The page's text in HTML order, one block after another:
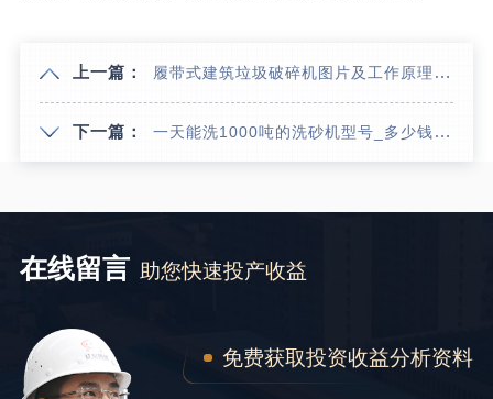
上一篇： 履带式建筑垃圾破碎机图片及工作原理_价格
下一篇： 一天能洗1000吨的洗砂机型号_多少钱？
在线留言 助您快速投产收益
免费获取投资收益分析资料